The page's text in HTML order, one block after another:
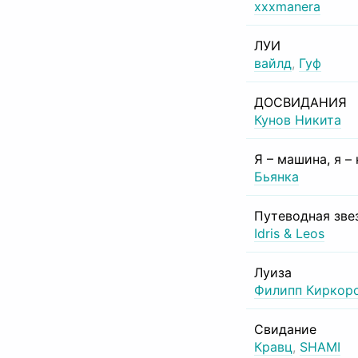
xxxmanera
ЛУИ
вайлд, Гуф
ДОСВИДАНИЯ
Кунов Никита
Я – машина, я –
Бьянка
Путеводная
Idris & Leos
Луиза
Филипп
Свидание
Кравц, SHAMI